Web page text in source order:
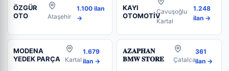
ÖZGÜR
OTO
Ataşehir
1.100 ilan
→
KAYI
OTOMOTİV
Çavuşoğlu
Kartal
1.248
ilan →
MODENA
YEDEK PARÇA
Kartal
1.679
ilan →
𝐀𝐙𝐀𝐏𝐇𝐀𝐍
𝐁𝐌𝐖 𝐒𝐓𝐎𝐑𝐄
Çatalca
361
ilan →